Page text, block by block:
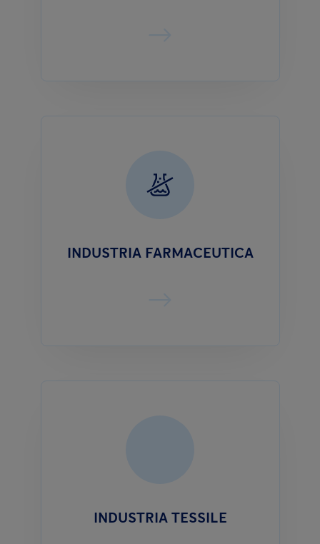
INDUSTRIA FARMACEUTICA
INDUSTRIA TESSILE